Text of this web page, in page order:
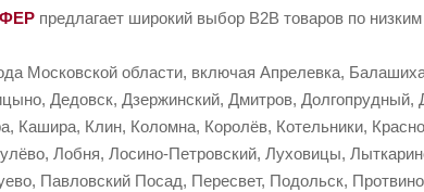
предлагает широкий выбор B2B товаров по
Московской области, включая Апрелевка,
Дедовск, Дзержинский, Дмитров,
Кашира, Клин, Коломна, Королёв, Котельники,
Лобня, Лосино-Петровский, Луховицы,
Павловский Посад, Пересвет, Подольск,